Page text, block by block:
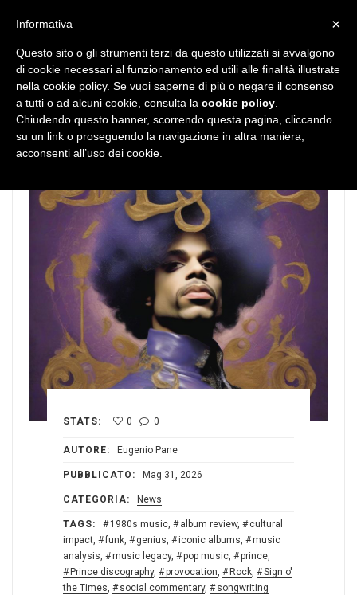
STATS: 0 0
AUTORE: Eugenio Pane
PUBBLICATO: Mag 31, 2026
CATEGORIA: News
TAGS: 1980s music, album review,
cultural
impact, funk, genius, iconic albums,
music
analysis, music legacy, pop music, prince,
Prince discography, provocation, Rock,
Sign o'
the Times, social commentary, songwriting
×
Informativa
Questo sito o gli strumenti terzi da questo utilizzati si avvalgono
di cookie necessari al funzionamento ed utili alle finalità illustrate
nella cookie policy. Se vuoi saperne di più o negare il consenso
a tutti o ad alcuni cookie, consulta la cookie policy
Chiudendo questo banner, scorrendo questa pagina, cliccando
su un link o proseguendo la navigazione in altra maniera,
acconsenti all’uso dei cookie.